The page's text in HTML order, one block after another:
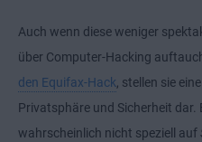
Auch wenn diese weniger
über Computer-Hacking
den Equifax-Hack, stellen sie
Privatsphäre und Sicherheit dar.
wahrscheinlich nicht speziell auf